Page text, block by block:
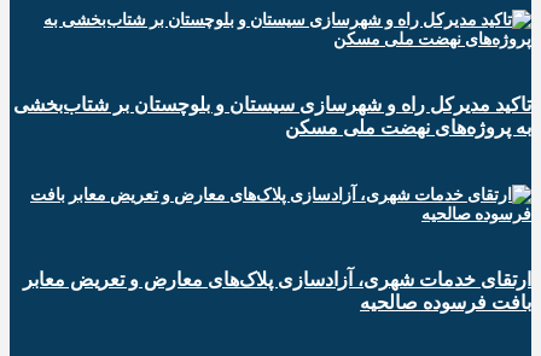
تاکید مدیرکل راه و شهرسازی سیستان و بلوچستان بر شتاب‌بخشی
به پروژه‌های نهضت ملی مسکن
ارتقای خدمات شهری، آزادسازی پلاک‌های معارض و تعریض معابر
بافت فرسوده صالحیه